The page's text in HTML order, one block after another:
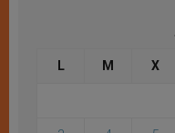
L M X